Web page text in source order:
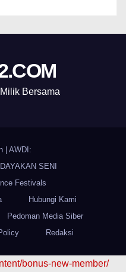
Bersama
AWDI:
SENI
Festivals
Hubungi Kami
Pedoman Media Siber
Redaksi
bonus-new-member/